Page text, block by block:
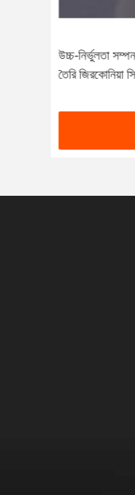
উচ্চ-নির্ভুলতা
তৈরি জিরকোনিয়া